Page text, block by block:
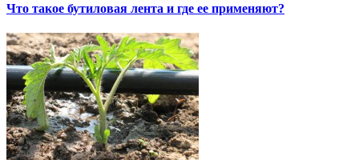
Что такое бутиловая лента и где ее применяют?